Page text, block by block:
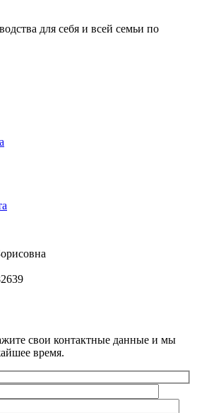
для себя и всей семьи по
свои контактные данные и мы
время.